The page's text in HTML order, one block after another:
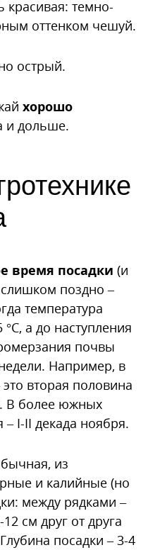
красивая: темно-
оттенком чешуй.
острый.
хорошо
и дольше.
время посадки (и
поздно –
температура
а до наступления
почвы
Например, в
вторая половина
В более южных
– I-II декада ноября.
из
и калийные (но
между рядками –
см друг от друга
посадки – 3-4